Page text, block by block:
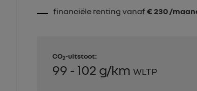
financiële renting vanaf€ 230 /
CO2-uitstoot:
99 - 102 g/km WLTP